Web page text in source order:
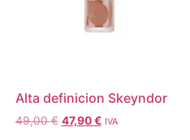
Alta definicion Skeyndor
49,00€ 47,90€ IVA